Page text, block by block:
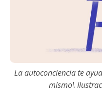
La autoconciencia te
mismo\